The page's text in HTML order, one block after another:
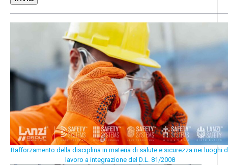
Rafforzamento della disciplina in materia di salute e sicurezzanei luoghi
lavoro a integrazione del D.L. 81/2008